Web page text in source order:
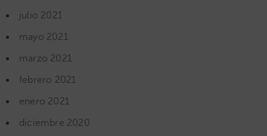
julio 2021
mayo 2021
marzo 2021
febrero 2021
enero 2021
diciembre 2020